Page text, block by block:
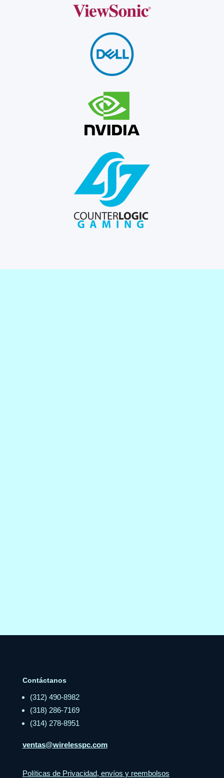
Contáctanos
(312) 490-8982
(318) 286-7169
(314) 278-8951
ventas@wirelesspc.com
Políticas de Privacidad, envíos y reembolsos